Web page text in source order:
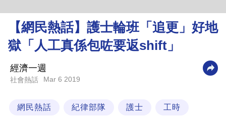
理
財
商
科
【網民熱話】護士輪班「追更」好地
獄「人工真係包咗要返shift」
經濟一週
社會熱話 Mar 6 2019
網民熱話 紀律部隊 護士 工時